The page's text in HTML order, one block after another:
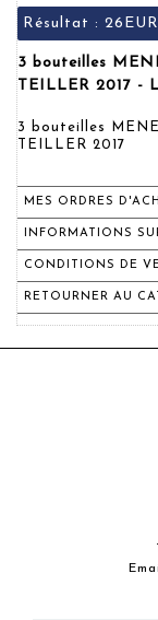
Résultat : 26EUR
3 bouteilles
TEILLER 2017 -
3 bouteilles
TEILLER 2017
MES ORDRES
INFORMATIONS
CONDITIONS DE
RETOURNER AU